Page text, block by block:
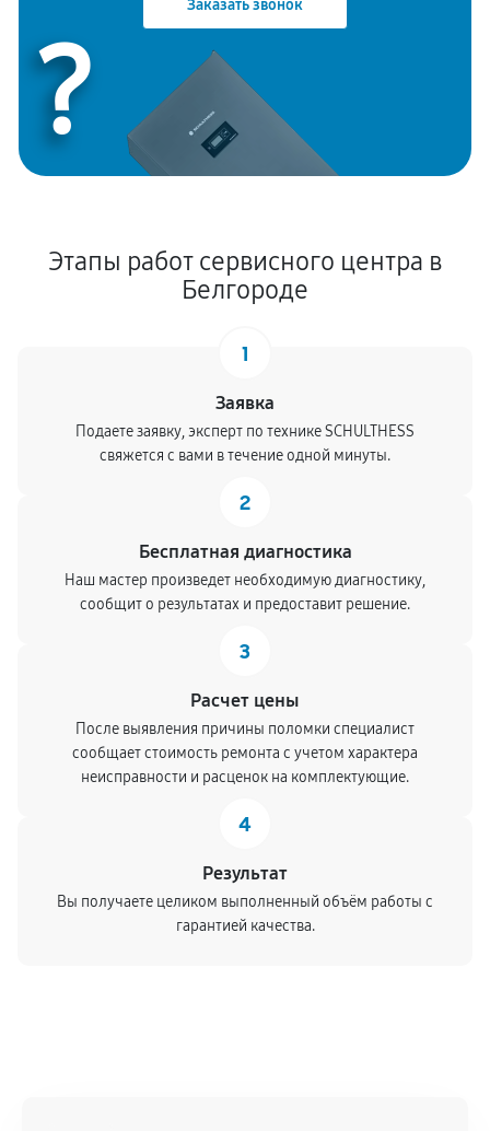
Восстановление работы сушильного режима
Заказать звонок
?
Этапы работ сервисного центра в
Белгороде
1
Заявка
Подаете заявку, эксперт по технике SCHULTHESS
свяжется с вами в течение одной минуты.
2
Бесплатная диагностика
Наш мастер произведет необходимую диагностику,
сообщит о результатах и предоставит решение.
3
Расчет цены
После выявления причины поломки специалист
сообщает стоимость ремонта с учетом характера
неисправности и расценок на комплектующие.
4
Результат
Вы получаете целиком выполненный объём работы с
гарантией качества.